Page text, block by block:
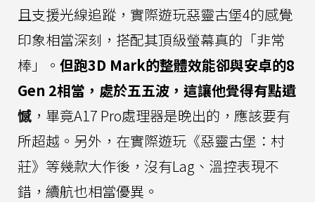
且支援光線追蹤，實際遊玩惡靈古堡4的感覺
印象相當深刻，搭配其頂級螢幕真的「非常
棒」。 但跑3D Mark的整體效能卻與安卓的8
Gen 2相當，處於五五波，這讓他覺得有點遺
憾 ，畢竟A17 Pro處理器是晚出的，應該要有
所超越。另外，在實際遊玩《惡靈古堡：村
莊》等幾款大作後，沒有Lag、溫控表現不
錯，續航也相當優異。